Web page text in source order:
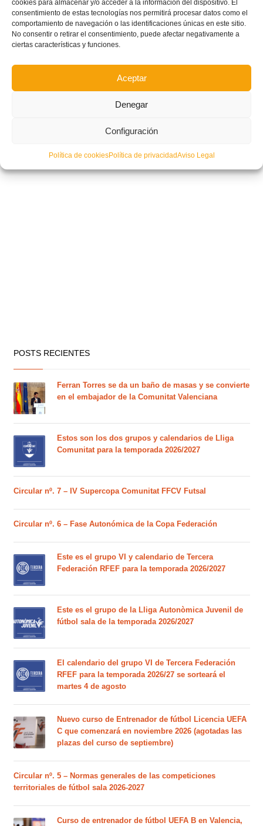
cookies para almacenar y/o acceder a la información del dispositivo. El
consentimiento de estas tecnologías nos permitirá procesar datos como el
comportamiento de navegación o las identificaciones únicas en este sitio.
No consentir o retirar el consentimiento, puede afectar negativamente a
ciertas características y funciones.
Aceptar
Denegar
Configuración
Política de cookiesPolítica de privacidadAviso Legal
POSTS RECIENTES
Ferran Torres se da un baño de masas y se convierte
en el embajador de la Comunitat Valenciana
Estos son los dos grupos y calendarios de Lliga
Comunitat para la temporada 2026/2027
Circular nº. 7 – IV Supercopa Comunitat FFCV Futsal
Circular nº. 6 – Fase Autonómica de la Copa Federación
Este es el grupo VI y calendario de Tercera
Federación RFEF para la temporada 2026/2027
Este es el grupo de la Lliga Autonòmica Juvenil de
fútbol sala de la temporada 2026/2027
El calendario del grupo VI de Tercera Federación
RFEF para la temporada 2026/27 se sorteará el
martes 4 de agosto
Nuevo curso de Entrenador de fútbol Licencia UEFA
C que comenzará en noviembre 2026 (agotadas las
plazas del curso de septiembre)
Circular nº. 5 – Normas generales de las competiciones
territoriales de fútbol sala 2026-2027
Curso de entrenador de fútbol UEFA B en Valencia,